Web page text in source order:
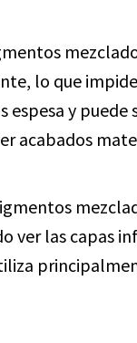
lo que
espesa y
acabados
ver las capas